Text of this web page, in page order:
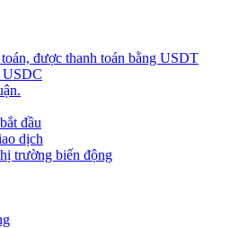
được thanh toán bằng USDT
USDC
đầu
dịch
trường biến động